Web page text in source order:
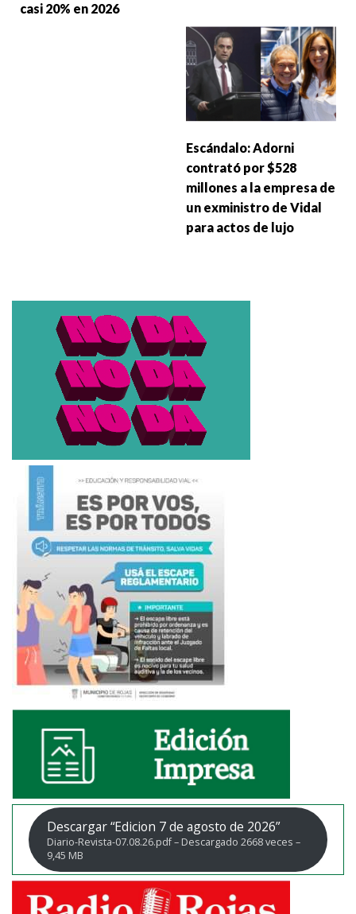
casi 20% en 2026
Escándalo: Adorni
contrató por $528
millones a la empresa de
un exministro de Vidal
para actos de lujo
Descargar “Edicion 7 de agosto de 2026”
Diario-Revista-07.08.26.pdf – Descargado 2668 veces –
9,45 MB